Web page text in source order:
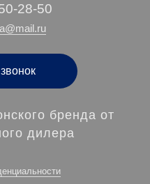
28-50
бренда от
дилера